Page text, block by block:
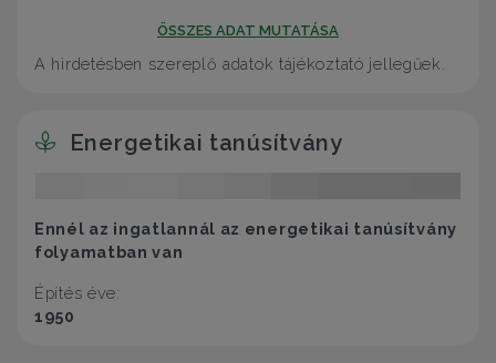
ÖSSZES ADAT MUTATÁSA
A hirdetésben szereplő adatok tájékoztató jellegűek.
Energetikai tanúsítvány
Ennél az ingatlannál az energetikai tanúsítvány
folyamatban van
Építés éve:
1950